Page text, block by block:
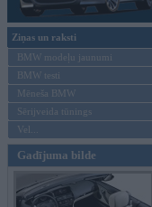
Ziņas un raksti
BMW modeļu jaunumi
BMW testi
Mēneša BMW
Sērijveida tūnings
Vel...
Gadījuma bilde